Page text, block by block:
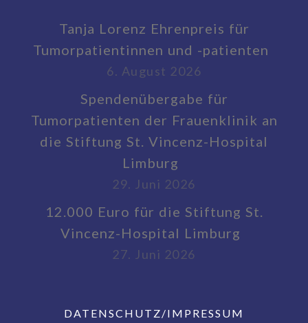
Tanja Lorenz Ehrenpreis für
Tumorpatientinnen und -patienten
6. August 2026
Spendenübergabe für
Tumorpatienten der Frauenklinik an
die Stiftung St. Vincenz-Hospital
Limburg
29. Juni 2026
12.000 Euro für die Stiftung St.
Vincenz-Hospital Limburg
27. Juni 2026
DATENSCHUTZ/IMPRESSUM